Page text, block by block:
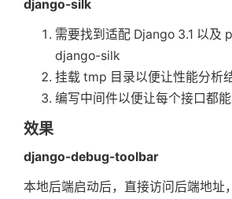
django-silk
需要找到适配 Django 3.1 以及
django-silk
挂载 tmp 目录以便让性能分析
编写中间件以便让每个接口都
效果
django-debug-toolbar
本地后端启动后，直接访问后端地址